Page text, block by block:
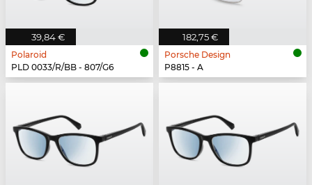
39,84 €
Polaroid
PLD 0033/R/BB - 807/G6
182,75 €
Porsche Design
P8815 - A